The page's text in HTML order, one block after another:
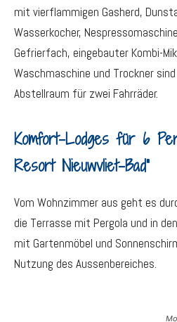
mit vierflammigen Gasherd,
Wasserkocher,
Gefrierfach, eingebauter Kombi-
Waschmaschine und Trockner
Abstellraum für zwei Fahrräder.
Komfort-Lodges für 6
Resort Nieuwvliet-Bad“
Vom Wohnzimmer aus geht es
die Terrasse mit Pergola und in
mit Gartenmöbel und
Nutzung des Aussenbereiches.